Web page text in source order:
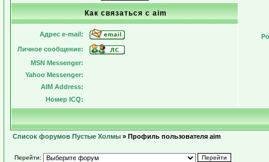
Как связаться с aim
Адрес e-mail:
Личное сообщение:
MSN Messenger:
Yahoo Messenger:
AIM Address:
Номер ICQ:
Список форумов Пустые Холмы » Профиль пользователя aim
Перейти: